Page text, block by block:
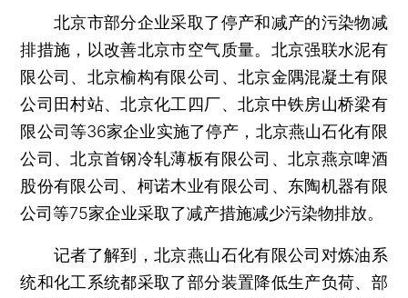
北京市部分企业采取了停产和减产的污染物减
排措施，以改善北京市空气质量。北京强联水泥有
限公司、北京榆构有限公司、北京金隅混凝土有限
公司田村站、北京化工四厂、北京中铁房山桥梁有
限公司等36家企业实施了停产，北京燕山石化有限
公司、北京首钢冷轧薄板有限公司、北京燕京啤酒
股份有限公司、柯诺木业有限公司、东陶机器有限
公司等75家企业采取了减产措施减少污染物排放。
记者了解到，北京燕山石化有限公司对炼油系
统和化工系统都采取了部分装置降低生产负荷、部